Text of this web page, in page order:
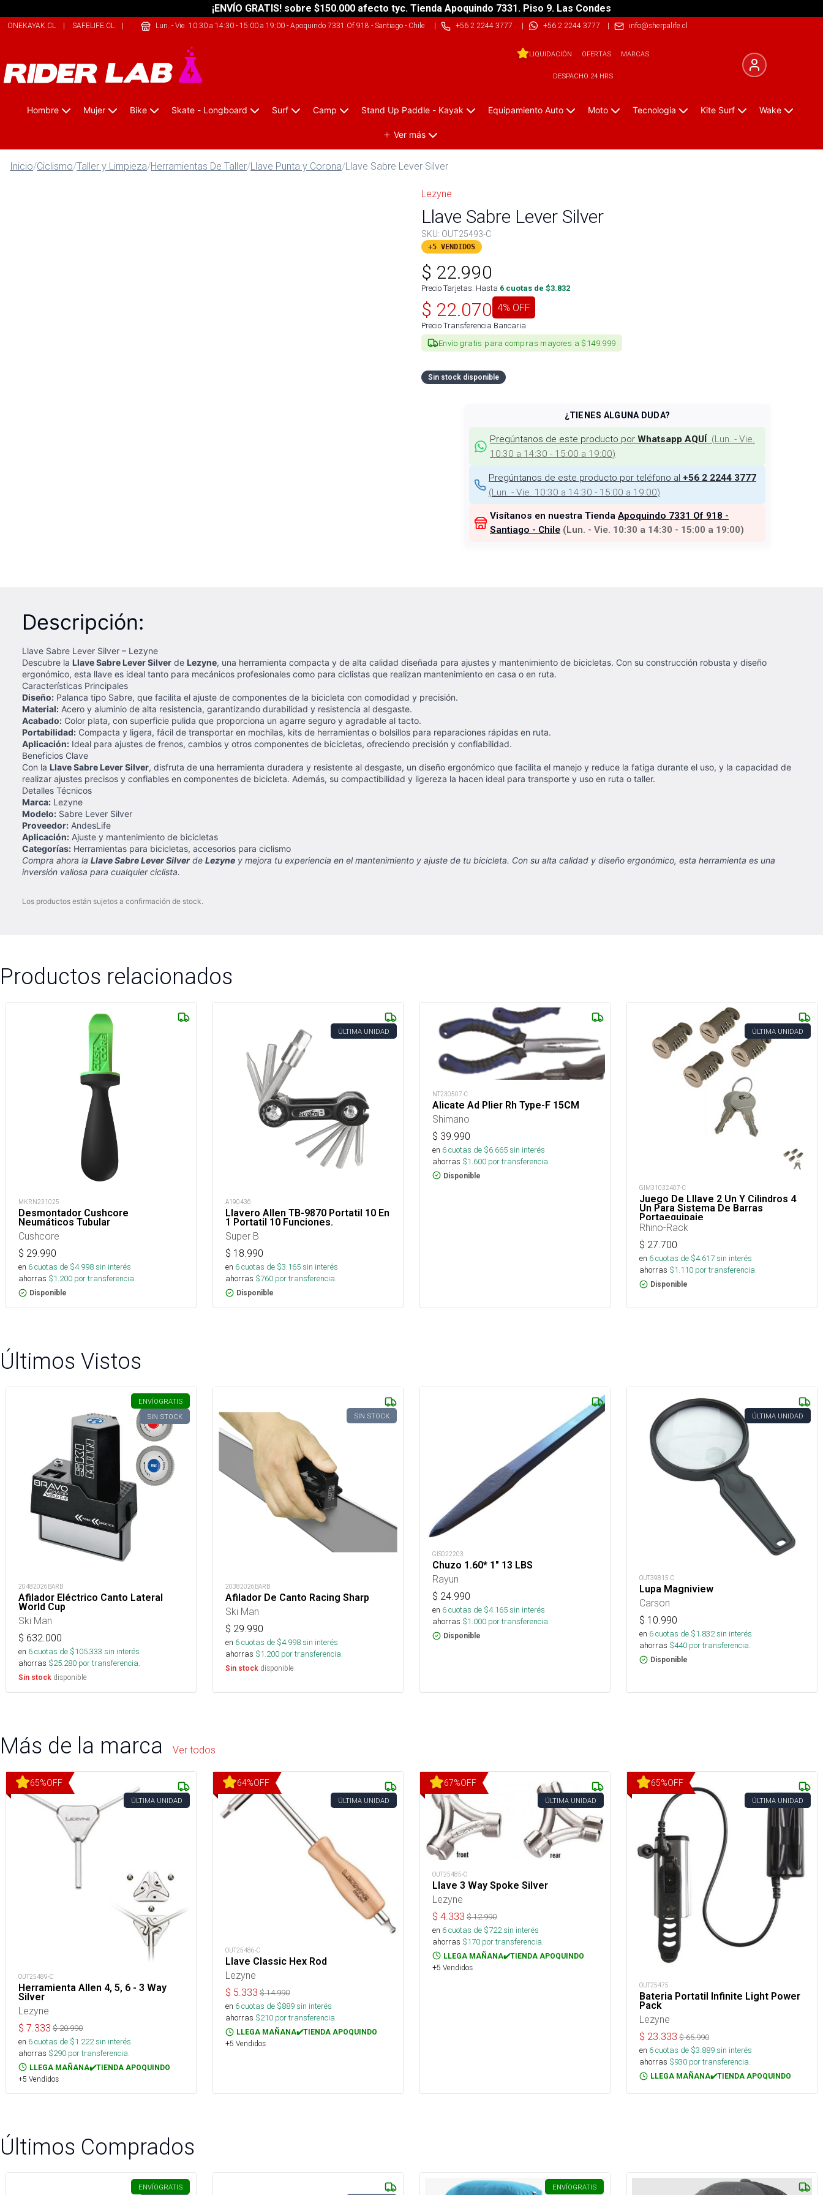
¡ENVÍO GRATIS! sobre $150.000 afecto tyc. Tienda Apoquindo 7331. Piso 9. Las Condes
ONEKAYAK.CL | SAFELIFE.CL | JUSTBIKE.CLLun. - Vie. 10:30 a 14:30 - 15:00 a 19:00- Apoquindo 7331 Of 918 - Santiago - Chile| +56 2 2244 3777 | +56 2 2244 3777 | info@sherpalife.cl
LIQUIDACIÓN OFERTAS MARCAS
DESPACHO 24 HRS
Hombre Mujer Bike Skate - Longboard Surf Camp Stand Up Paddle - Kayak Equipamiento Auto Moto Tecnologia Kite Surf Wake
Ver más
Inicio/Ciclismo/Taller y Limpieza/Herramientas De Taller/Llave Punta y Corona/Llave Sabre Lever Silver
Lezyne
Llave Sabre Lever Silver
SKU: OUT25493-C
+5 VENDIDOS
$ 22.990
Precio Tarjetas: Hasta 6 cuotas de $3.832
$ 22.070 4% OFF
Precio Transferencia Bancaria
Envío gratis para compras mayores a $149.999
Sin stock disponible
¿TIENES ALGUNA DUDA?
Pregúntanos de este producto por Whatsapp AQUÍ (Lun. - Vie.
10:30 a 14:30 - 15:00 a 19:00)
Pregúntanos de este producto por teléfono al +56 2 2244 3777
(Lun. - Vie. 10:30 a 14:30 - 15:00 a 19:00)
Visítanos en nuestra Tienda Apoquindo 7331 Of 918 -
Santiago - Chile (Lun. - Vie. 10:30 a 14:30 - 15:00 a 19:00)
Descripción:
Llave Sabre Lever Silver – Lezyne
Descubre la Llave Sabre Lever Silver de Lezyne, una herramienta compacta y de alta calidad diseñada para ajustes y mantenimiento de bicicletas. Con su construcción robusta y diseño
ergonómico, esta llave es ideal tanto para mecánicos profesionales como para ciclistas que realizan mantenimiento en casa o en ruta.
Características Principales
Diseño: Palanca tipo Sabre, que facilita el ajuste de componentes de la bicicleta con comodidad y precisión.
Material: Acero y aluminio de alta resistencia, garantizando durabilidad y resistencia al desgaste.
Acabado: Color plata, con superficie pulida que proporciona un agarre seguro y agradable al tacto.
Portabilidad: Compacta y ligera, fácil de transportar en mochilas, kits de herramientas o bolsillos para reparaciones rápidas en ruta.
Aplicación: Ideal para ajustes de frenos, cambios y otros componentes de bicicletas, ofreciendo precisión y confiabilidad.
Beneficios Clave
Con la Llave Sabre Lever Silver, disfruta de una herramienta duradera y resistente al desgaste, un diseño ergonómico que facilita el manejo y reduce la fatiga durante el uso, y la capacidad de
realizar ajustes precisos y confiables en componentes de bicicleta. Además, su compactibilidad y ligereza la hacen ideal para transporte y uso en ruta o taller.
Detalles Técnicos
Marca: Lezyne
Modelo: Sabre Lever Silver
Proveedor: AndesLife
Aplicación: Ajuste y mantenimiento de bicicletas
Categorías: Herramientas para bicicletas, accesorios para ciclismo
Compra ahora la Llave Sabre Lever Silver de Lezyne y mejora tu experiencia en el mantenimiento y ajuste de tu bicicleta. Con su alta calidad y diseño ergonómico, esta herramienta es una
inversión valiosa para cualquier ciclista.
Los productos están sujetos a confirmación de stock.
Productos relacionados
MKRN231025
Desmontador Cushcore
Neumáticos Tubular
Cushcore
$ 29.990
en 6cuotas de $4.998sin interés
ahorras $1.200 por transferencia.
Disponible
ÚLTIMA UNIDAD
A190436
Llavero Allen TB-9870 Portatil 10 En
1 Portatil 10 Funciones.
Super B
$ 18.990
en 6cuotas de $3.165sin interés
ahorras $760 por transferencia.
Disponible
NT230507-C
Alicate Ad Plier Rh Type-F 15CM
Shimano
$ 39.990
en 6cuotas de $6.665sin interés
ahorras $1.600 por transferencia.
Disponible
ÚLTIMA UNIDAD
GIM31032407-C
Juego De Lllave 2 Un Y Cilindros 4
Un Para Sistema De Barras
Portaequipaje
Rhino-Rack
$ 27.700
en 6cuotas de $4.617sin interés
ahorras $1.110 por transferencia.
Disponible
Últimos Vistos
ENVÍOGRATIS
SIN STOCK
20482026BARB
Afilador Eléctrico Canto Lateral
World Cup
Ski Man
$ 632.000
en 6cuotas de $105.333 sin interés
ahorras $25.280 por transferencia.
Sin stock disponible
SIN STOCK
20382026BARB
Afilador De Canto Racing Sharp
Ski Man
$ 29.990
en 6cuotas de $4.998sin interés
ahorras $1.200 por transferencia.
Sin stock disponible
GIS022203
Chuzo 1.60* 1" 13 LBS
Rayun
$ 24.990
en 6cuotas de $4.165sin interés
ahorras $1.000 por transferencia.
Disponible
ÚLTIMA UNIDAD
OUT39815-C
Lupa Magniview
Carson
$ 10.990
en 6cuotas de $1.832sin interés
ahorras $440 por transferencia.
Disponible
Más de la marca Ver todos
65%OFF
ÚLTIMA UNIDAD
OUT25489-C
Herramienta Allen 4, 5, 6 - 3 Way
Silver
Lezyne
$ 7.333 $20.990
en 6cuotas de $1.222sin interés
ahorras $290 por transferencia.
LLEGA MAÑANA✔️TIENDA APOQUINDO
+5 Vendidos
64%OFF
ÚLTIMA UNIDAD
OUT25486-C
Llave Classic Hex Rod
Lezyne
$ 5.333 $14.990
en 6cuotas de $889sin interés
ahorras $210 por transferencia.
LLEGA MAÑANA✔️TIENDA APOQUINDO
+5 Vendidos
67%OFF
ÚLTIMA UNIDAD
OUT25485-C
Llave 3 Way Spoke Silver
Lezyne
$ 4.333 $12.990
en 6cuotas de $722sin interés
ahorras $170 por transferencia.
LLEGA MAÑANA✔️TIENDA APOQUINDO
+5 Vendidos
65%OFF
ÚLTIMA UNIDAD
OUT25475
Bateria Portatil Infinite Light Power
Pack
Lezyne
$ 23.333 $65.990
en 6cuotas de $3.889sin interés
ahorras $930 por transferencia.
LLEGA MAÑANA✔️TIENDA APOQUINDO
Últimos Comprados
ENVÍOGRATIS ENVÍOGRATIS